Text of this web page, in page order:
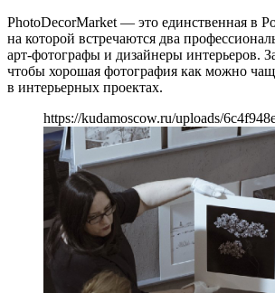
PhotoDecorMarket — это единственная в
на которой встречаются два
арт-фотографы и дизайнеры интерьеров.
чтобы хорошая фотография как можно
в интерьерных проектах.
https://kudamoscow.ru/uploads/